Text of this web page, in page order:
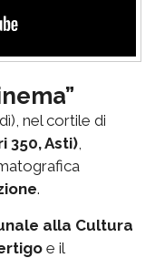
nel cortile di
350, Asti)
.
alla Cultura
e il